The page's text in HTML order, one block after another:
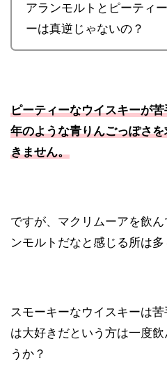
アランモルトとピーティ
ーは真逆じゃないの？
ピーティーなウイスキーが
年のような青りんごっぽさ
きません。
ですが、マクリムーアを飲
ンモルトだなと感じる所は多
スモーキーなウイスキーは
は大好きだという方は一度
うか？